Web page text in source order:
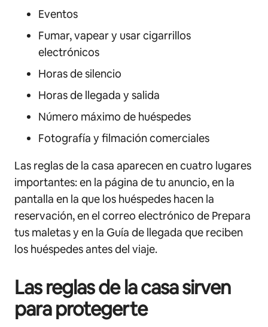
Eventos
Fumar, vapear y usar cigarrillos
electrónicos
Horas de silencio
Horas de llegada y salida
Número máximo de huéspedes
Fotografía y filmación comerciales
Las reglas de la casa aparecen en cuatro lugares
importantes: en la página de tu anuncio, en la
pantalla en la que los huéspedes hacen la
reservación, en el correo electrónico de Prepara
tus maletas y en la Guía de llegada que reciben
los huéspedes antes del viaje.
Las reglas de la casa sirven
para protegerte